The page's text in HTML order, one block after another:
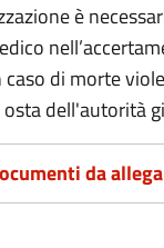
è
di morte
dell'autorità
da